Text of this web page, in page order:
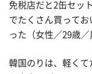
免税店だと2缶セッ
でたくさん買って
った（女性／29歳／
韓国のりは、軽く